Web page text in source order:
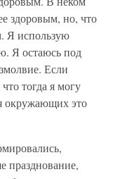
здоровым, но, что
Я использую
Я остаюсь под
Если
тогда я могу
окружающих это
празднование,